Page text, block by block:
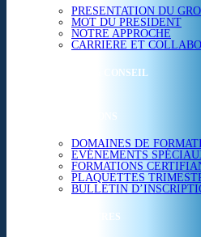
PRESENTATION DU
MOT DU PRESIDENT
NOTRE APPROCHE
CARRIERE ET
ETUDES & CONSEIL
FORMATIONS
DOMAINES DE
EVÉNEMENTS
FORMATIONS
PLAQUETTES
BULLETIN
NOS CENTRES